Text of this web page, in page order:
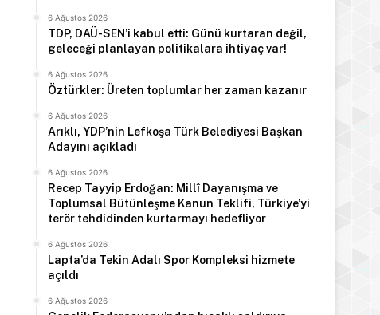
6 Ağustos 2026
TDP, DAÜ-SEN’i kabul etti: Günü kurtaran değil,
geleceği planlayan politikalara ihtiyaç var!
6 Ağustos 2026
Öztürkler: Üreten toplumlar her zaman kazanır
6 Ağustos 2026
Arıklı, YDP’nin Lefkoşa Türk Belediyesi Başkan
Adayını açıkladı
6 Ağustos 2026
Recep Tayyip Erdoğan: Millî Dayanışma ve
Toplumsal Bütünleşme Kanun Teklifi, Türkiye’yi
terör tehdidinden kurtarmayı hedefliyor
6 Ağustos 2026
Lapta’da Tekin Adalı Spor Kompleksi hizmete
açıldı
6 Ağustos 2026